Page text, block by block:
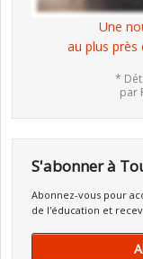
Une
au plus près
*
par
S'abonner à
Abonnez-vous pour
de l'éducation et